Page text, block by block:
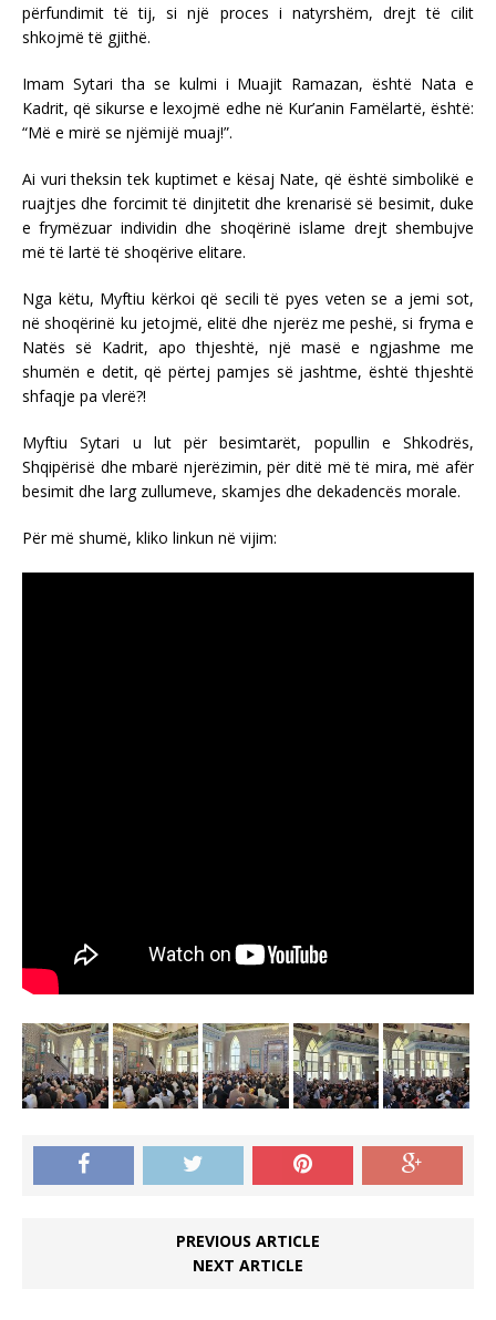
përfundimit të tij, si një proces i natyrshëm, drejt të cilit
shkojmë të gjithë.
Imam Sytari tha se kulmi i Muajit Ramazan, është Nata e
Kadrit, që sikurse e lexojmë edhe në Kur’anin Famëlartë, është:
“Më e mirë se njëmijë muaj!”.
Ai vuri theksin tek kuptimet e kësaj Nate, që është simbolikë e
ruajtjes dhe forcimit të dinjitetit dhe krenarisë së besimit, duke
e frymëzuar individin dhe shoqërinë islame drejt shembujve
më të lartë të shoqërive elitare.
Nga këtu, Myftiu kërkoi që secili të pyes veten se a jemi sot,
në shoqërinë ku jetojmë, elitë dhe njerëz me peshë, si fryma e
Natës së Kadrit, apo thjeshtë, një masë e ngjashme me
shumën e detit, që përtej pamjes së jashtme, është thjeshtë
shfaqje pa vlerë?!
Myftiu Sytari u lut për besimtarët, popullin e Shkodrës,
Shqipërisë dhe mbarë njerëzimin, për ditë më të mira, më afër
besimit dhe larg zullumeve, skamjes dhe dekadencës morale.
Për më shumë, kliko linkun në vijim:
PREVIOUS ARTICLE
NEXT ARTICLE